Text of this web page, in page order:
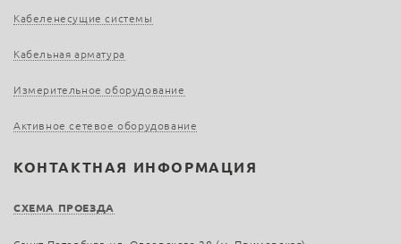
Кабеленесущие системы
Кабельная арматура
Измерительное оборудование
Активное сетевое оборудование
КОНТАКТНАЯ ИНФОРМАЦИЯ
СХЕМА ПРОЕЗДА